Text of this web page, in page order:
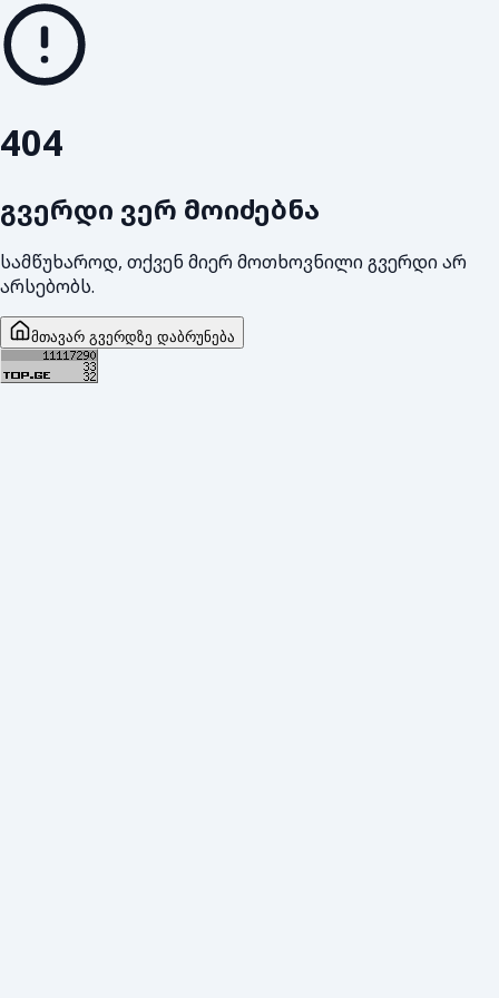
404
გვერდი ვერ მოიძებნა
სამწუხაროდ, თქვენ მიერ მოთხოვნილი გვერდი არ
არსებობს.
მთავარ გვერდზე დაბრუნება